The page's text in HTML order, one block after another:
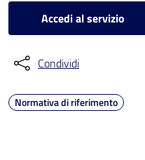
Accedi al servizio
Condividi
Normativa di riferimento